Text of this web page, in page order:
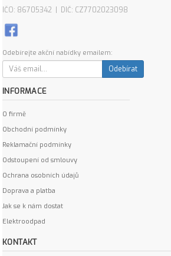
IČO: 86705342 | DIČ: CZ7702023098
Odebírejte akční nabídky emailem:
Odebírat
INFORMACE
O firmě
Obchodní podmínky
Reklamační podmínky
Odstoupení od smlouvy
Ochrana osobních údajů
Doprava a platba
Jak se k nám dostat
Elektroodpad
KONTAKT